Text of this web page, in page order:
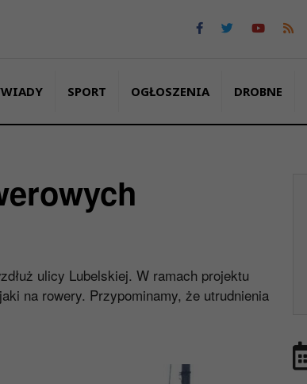
SPORT OGŁOSZENIA DROBNE
ulicy Lubelskiej. W ramach projektu
na rowery. Przypominamy, że utrudnienia